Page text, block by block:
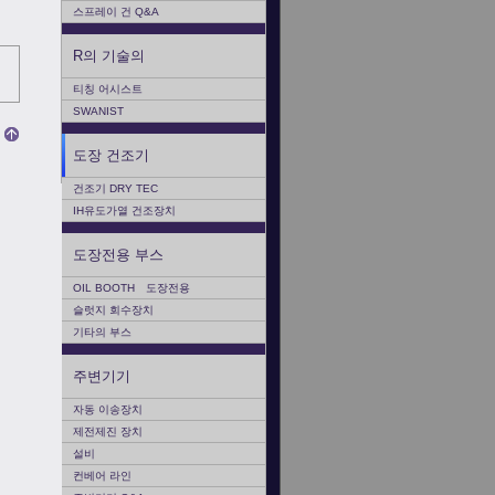
스프레이 건 Q&A
R의 기술의
티칭 어시스트
SWANIST
도장 건조기
건조기 DRY TEC
IH유도가열 건조장치
도장전용 부스
OIL BOOTH 도장전용
슬럿지 회수장치
기타의 부스
주변기기
자동 이송장치
제전제진 장치
설비
컨베어 라인